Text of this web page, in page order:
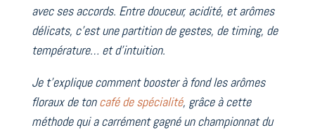
avec ses accords. Entre douceur, acidité, et arômes
délicats, c’est une partition de gestes, de timing, de
température… et d’intuition.
Je t’explique comment booster à fond les arômes
floraux de toncafé de spécialité, grâce à cette
méthode qui a carrément gagné un championnat du